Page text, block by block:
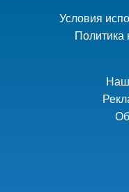
Условия
Политика